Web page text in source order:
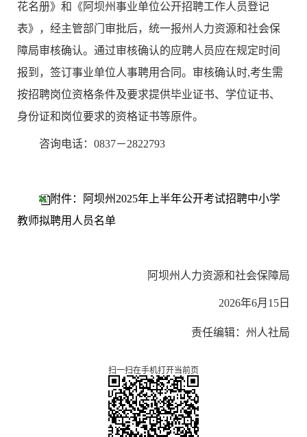
花名册》和《阿坝州事业单位公开招聘工作人员登记
表》，经主管部门审批后，统一报州人力资源和社会保
障局审核确认。通过审核确认的应聘人员应在规定时间
报到，签订事业单位人事聘用合同。审核确认时,考生需
按招聘岗位资格条件及要求提供毕业证书、学位证书、
身份证和岗位要求的资格证书等原件。
咨询电话： 0837－2822793
附件：阿坝州2025年上半年公开考试招聘中小学
教师拟聘用人员名单
阿坝州人力资源和社会保障局
2026年6月15日
责任编辑：州人社局
扫一扫在手机打开当前页